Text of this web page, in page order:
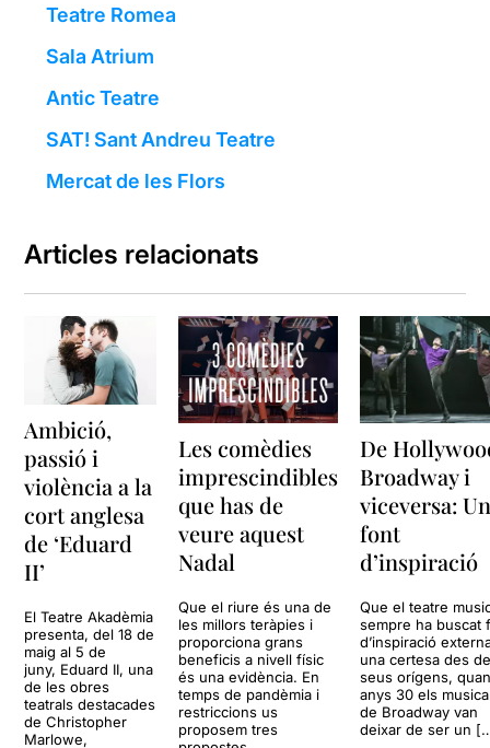
Teatre Romea
Sala Atrium
Antic Teatre
SAT! Sant Andreu Teatre
Mercat de les Flors
Articles relacionats
Ambició,
passió i
violència a la
cort anglesa
de ‘Eduard
II’
El Teatre Akadèmia
presenta, del 18 de
maig al 5 de
juny, Eduard II, una
de les obres
teatrals destacades
de Christopher
Marlowe,
Les comèdies
imprescindibles
que has de
veure aquest
Nadal
Que el riure és una de
les millors teràpies i
proporciona grans
beneficis a nivell físic
és una evidència. En
temps de pandèmia i
restriccions us
proposem tres
De
Broadway i
viceversa:
font
d’inspiració
Que el teatre
sempre ha buscat
d’inspiració
una certesa des
seus orígens,
anys 30 els
de Broadway van
deixar de ser un